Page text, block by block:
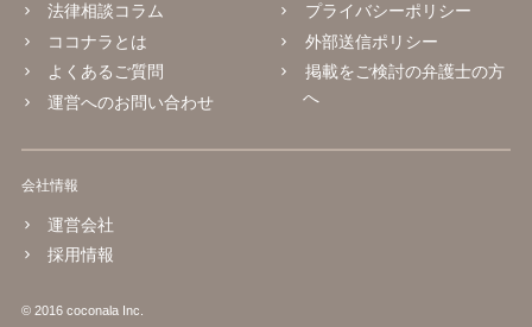
法律相談コラム
ココナラとは
よくあるご質問
運営へのお問い合わせ
プライバシーポリシー
外部送信ポリシー
掲載をご検討の弁護士の方
へ
会社情報
運営会社
採用情報
© 2016 coconala Inc.